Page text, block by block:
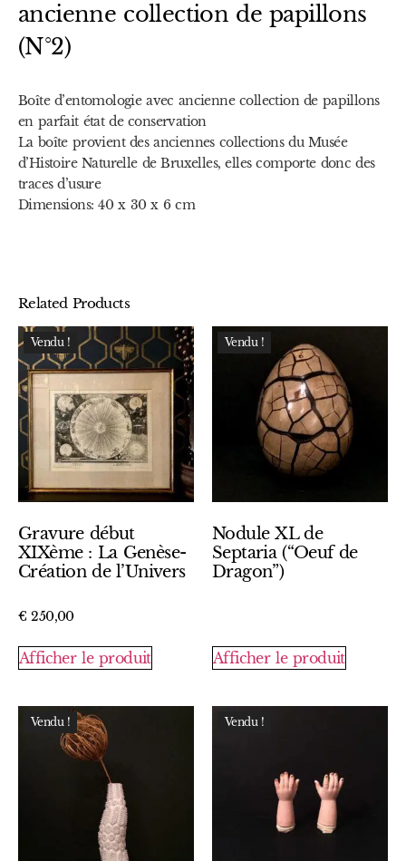
ancienne collection de papillons
(N°2)
Boîte d’entomologie avec ancienne collection de papillons
en parfait état de conservation
La boîte provient des anciennes collections du Musée
d’Histoire Naturelle de Bruxelles, elles comporte donc des
traces d’usure
Dimensions: 40 x 30 x 6 cm
Related Products
Vendu !
Gravure début
XIXème : La Genèse-
Création de l’Univers
€ 250,00
Afficher le produit
Vendu !
Nodule XL de
Septaria (“Oeuf de
Dragon”)
Afficher le produit
Vendu ! Vendu !